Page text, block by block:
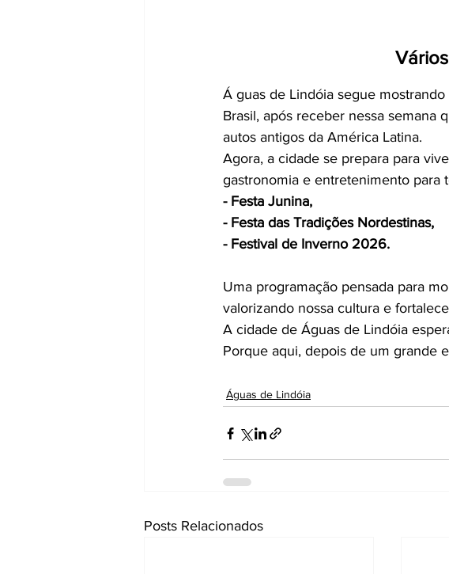
Á guas de Lindóia segue
Brasil, após receber nessa semana
autos antigos da América Latina.
Agora, a cidade se prepara para
gastronomia e entretenimento para
- Festa Junina,
- Festa das Tradições Nordestinas,
- Festival de Inverno 2026.
Uma programação pensada para
valorizando nossa cultura e
A cidade de Águas de Lindóia
Porque aqui, depois de um grande
Águas de Lindóia
Posts Relacionados